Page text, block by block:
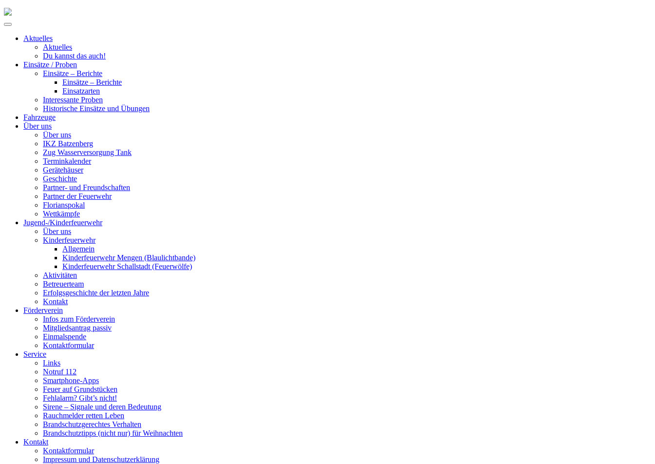
Skip
Primary
Aktuelles
Aktuelles
Du kannst das auch!
Einsätze / Proben
Einsätze – Berichte
Einsätze – Berichte
Einsatzarten
Interessante Proben
Historische Einsätze und Übungen
Fahrzeuge
Über uns
Über uns
IKZ Batzenberg
Zug Wasserversorgung Tank
Terminkalender
Gerätehäuser
Geschichte
Partner- und Freundschaften
Partner der Feuerwehr
Florianspokal
Wettkämpfe
Jugend-/Kinderfeuerwehr
Über uns
Kinderfeuerwehr
Allgemein
Kinderfeuerwehr Mengen (Blaulichtbande)
Kinderfeuerwehr Schallstadt (Feuerwölfe)
Aktivitäten
Betreuerteam
Erfolgsgeschichte der letzten Jahre
Kontakt
Förderverein
Infos zum Förderverein
Mitgliedsantrag passiv
Einmalspende
Kontaktformular
Service
Links
Notruf 112
Smartphone-Apps
Feuer auf Grundstücken
Fehlalarm? Gibt’s nicht!
Sirene – Signale und deren Bedeutung
Rauchmelder retten Leben
Brandschutzgerechtes Verhalten
Brandschutztipps (nicht nur) für Weihnachten
Kontakt
Kontaktformular
Impressum und Datenschutzerklärung